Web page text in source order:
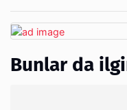
Bunlar da